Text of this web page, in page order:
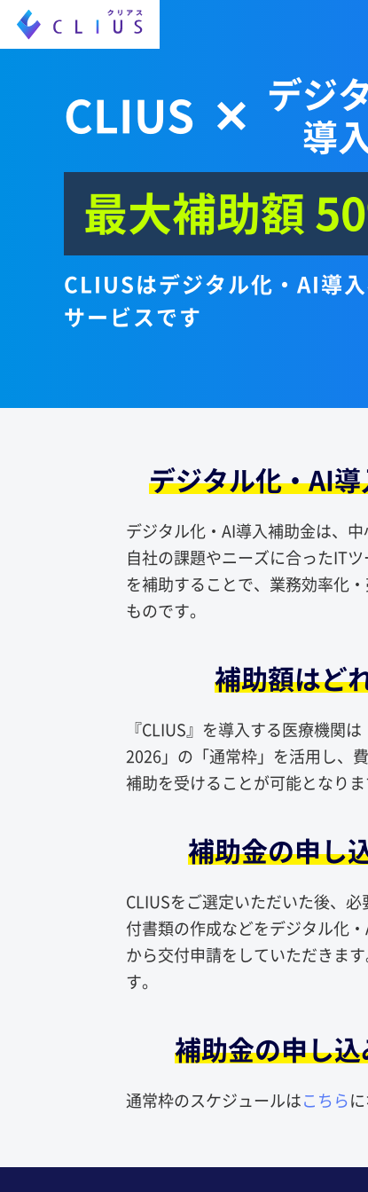
CLIUS ✕
デジ
導
最大補助額
CLIUSはデジタル化・AI導
サービスです
デジタル化・AI
デジタル化・AI導入補助金は、
自社の課題やニーズに合ったIT
を補助することで、業務効率化
ものです。
補助額はど
『CLIUS』を導入する医療機関
2026」の「通常枠」を活用し、
補助を受けることが可能となりま
補助金の申し
CLIUSをご選定いただいた後、
付書類の作成などをデジタル化
から交付申請をしていただきま
す。
補助金の申し
通常枠の​スケジュールは こちら